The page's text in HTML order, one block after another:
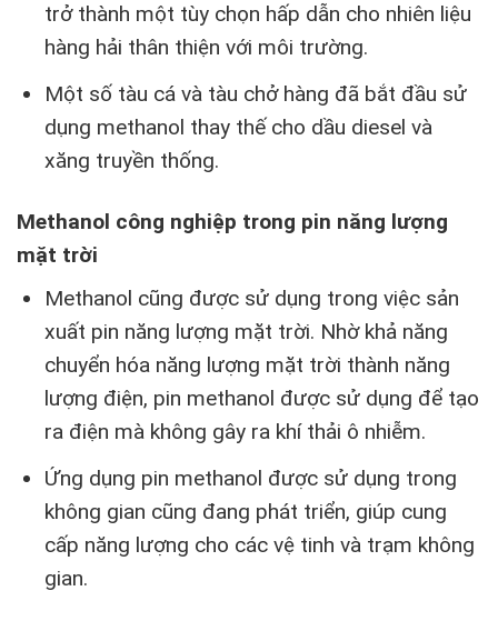
trở thành một tùy chọn hấp dẫn cho nhiên liệu
hàng hải thân thiện với môi trường.
Một số tàu cá và tàu chở hàng đã bắt đầu sử
dụng methanol thay thế cho dầu diesel và
xăng truyền thống.
Methanol công nghiệp trong pin năng lượng
mặt trời
Methanol cũng được sử dụng trong việc sản
xuất pin năng lượng mặt trời. Nhờ khả năng
chuyển hóa năng lượng mặt trời thành năng
lượng điện, pin methanol được sử dụng để tạo
ra điện mà không gây ra khí thải ô nhiễm.
Ứng dụng pin methanol được sử dụng trong
không gian cũng đang phát triển, giúp cung
cấp năng lượng cho các vệ tinh và trạm không
gian.